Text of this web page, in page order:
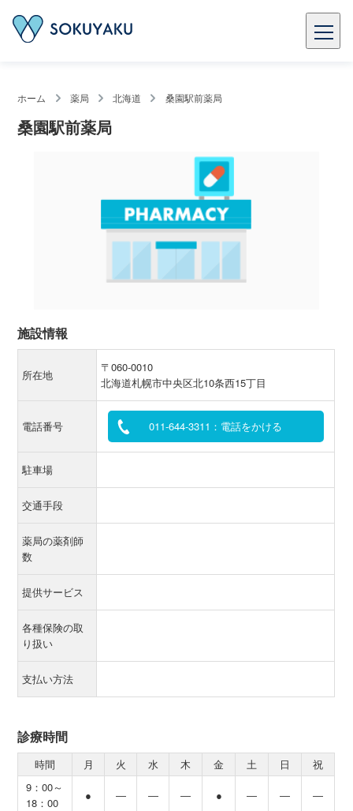
ホーム 薬局 北海道 桑園駅前薬局
桑園駅前薬局
施設情報
所在地
〒060-0010
北海道札幌市中央区北10条西15丁目
電話番号 011-644-3311：電話をかける
駐車場
交通手段
薬局の薬剤師
数
提供サービス
各種保険の取
り扱い
支払い方法
診療時間
時間 月 火 水 木 金 土 日
祝
9：00～
18：00
● ― ― ― ● ― ― ―